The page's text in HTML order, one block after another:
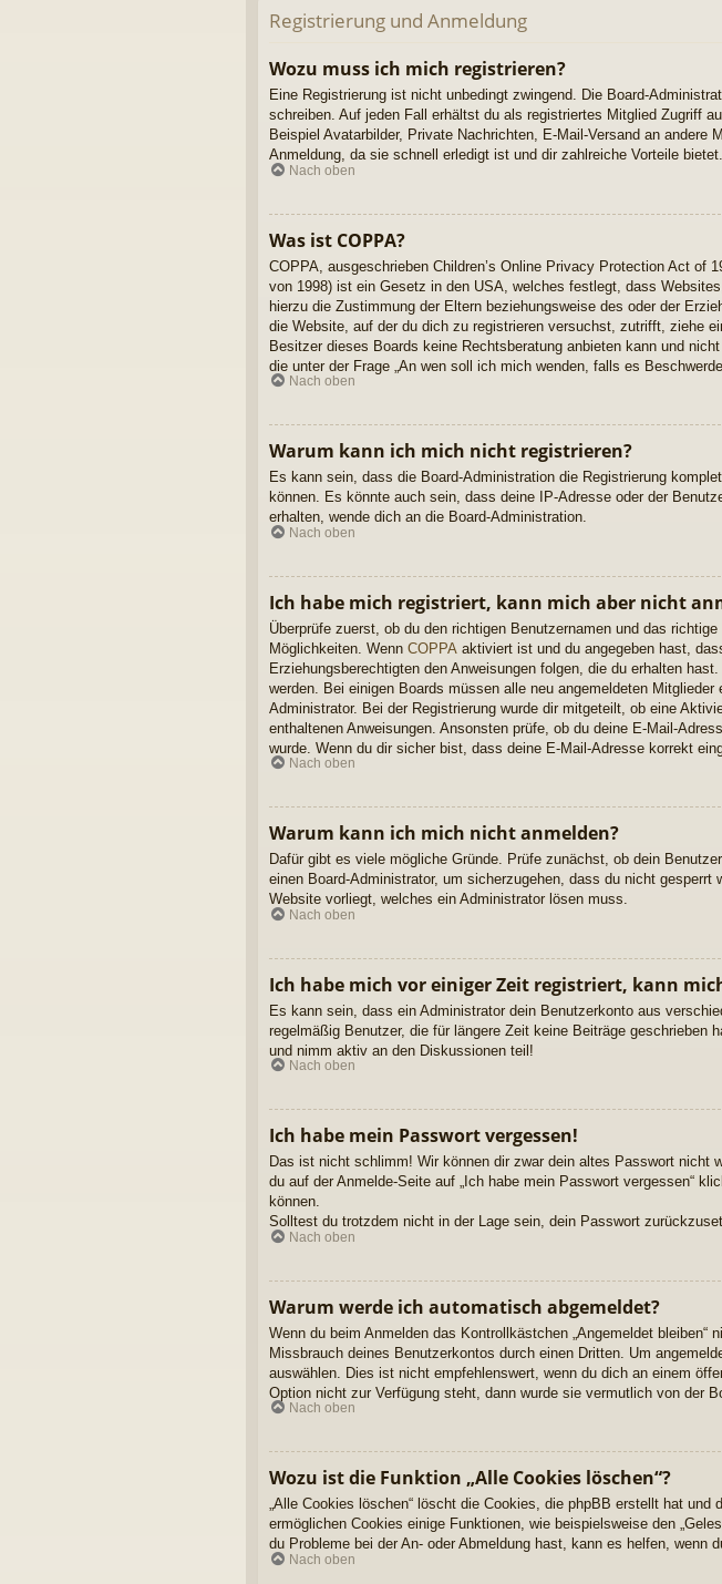
Registrierung und Anmeldung
Wozu muss ich mich registrieren?
Eine Registrierung ist nicht unbedingt zwingend. Die Board-
schreiben. Auf jeden Fall erhältst du als registriertes Mitglied Zugriff
Beispiel Avatarbilder, Private Nachrichten, E-Mail-Versand an
Anmeldung, da sie schnell erledigt ist und dir zahlreiche Vorteile bietet.
Nach oben
Was ist COPPA?
COPPA, ausgeschrieben Children’s Online Privacy Protection Act
von 1998) ist ein Gesetz in den USA, welches festlegt, dass
hierzu die Zustimmung der Eltern beziehungsweise des oder der
die Website, auf der du dich zu registrieren versuchst, zutrifft, ziehe
Besitzer dieses Boards keine Rechtsberatung anbieten kann und
die unter der Frage „An wen soll ich mich wenden, falls es
Nach oben
Warum kann ich mich nicht registrieren?
Es kann sein, dass die Board-Administration die Registrierung
können. Es könnte auch sein, dass deine IP-Adresse oder der
erhalten, wende dich an die Board-Administration.
Nach oben
Ich habe mich registriert, kann mich aber nicht
Überprüfe zuerst, ob du den richtigen Benutzernamen und das
Möglichkeiten. Wenn COPPA aktiviert ist und du angegeben hast,
Erziehungsberechtigten den Anweisungen folgen, die du erhalten
werden. Bei einigen Boards müssen alle neu angemeldeten
Administrator. Bei der Registrierung wurde dir mitgeteilt, ob eine
enthaltenen Anweisungen. Ansonsten prüfe, ob du deine E-Mail-
wurde. Wenn du dir sicher bist, dass deine E-Mail-Adresse korrekt
Nach oben
Warum kann ich mich nicht anmelden?
Dafür gibt es viele mögliche Gründe. Prüfe zunächst, ob dein
einen Board-Administrator, um sicherzugehen, dass du nicht
Website vorliegt, welches ein Administrator lösen muss.
Nach oben
Ich habe mich vor einiger Zeit registriert, kann
Es kann sein, dass ein Administrator dein Benutzerkonto aus
regelmäßig Benutzer, die für längere Zeit keine Beiträge geschrieben
und nimm aktiv an den Diskussionen teil!
Nach oben
Ich habe mein Passwort vergessen!
Das ist nicht schlimm! Wir können dir zwar dein altes Passwort
du auf der Anmelde-Seite auf „Ich habe mein Passwort vergessen“
können.
Solltest du trotzdem nicht in der Lage sein, dein Passwort
Nach oben
Warum werde ich automatisch abgemeldet?
Wenn du beim Anmelden das Kontrollkästchen „Angemeldet
Missbrauch deines Benutzerkontos durch einen Dritten. Um
auswählen. Dies ist nicht empfehlenswert, wenn du dich an einem
Option nicht zur Verfügung steht, dann wurde sie vermutlich von der
Nach oben
Wozu ist die Funktion „Alle Cookies löschen“?
„Alle Cookies löschen“ löscht die Cookies, die phpBB erstellt hat
ermöglichen Cookies einige Funktionen, wie beispielsweise den
du Probleme bei der An- oder Abmeldung hast, kann es helfen, wenn
Nach oben